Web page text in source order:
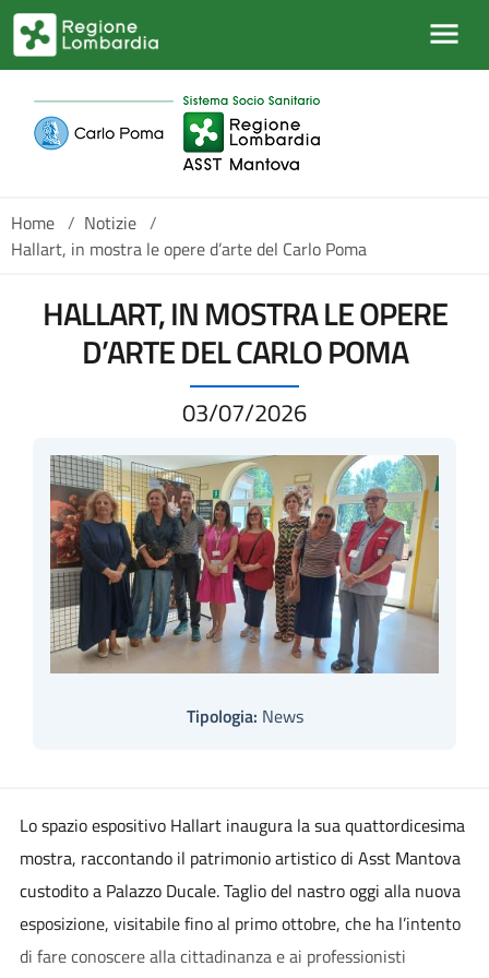
Salta al contenuto principale
Home / Notizie /
Hallart, in mostra le opere d’arte del Carlo Poma
HALLART, IN MOSTRA LE OPERE
D’ARTE DEL CARLO POMA
03/07/2026
Tipologia: News
Lo spazio espositivo Hallart inaugura la sua quattordicesima
mostra, raccontando il patrimonio artistico di Asst Mantova
custodito a Palazzo Ducale. Taglio del nastro oggi alla nuova
esposizione, visitabile fino al primo ottobre, che ha l’intento
di fare conoscere alla cittadinanza e ai professionisti